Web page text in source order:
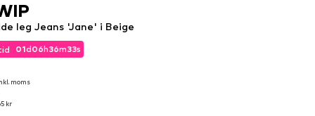
01d06h36m31s
moms
kr
01d06h36m31s
moms
leg Jeans 'Jane' i Beige